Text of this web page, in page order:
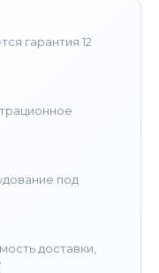
гарантия 12
под
доставки,